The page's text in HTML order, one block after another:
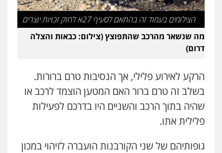
הצילומים בעמוד זה בהתאם לסעיף 27א לחוק זכויות יוצרים
מה שנשאר מהרכב שהתפוצץ (צילום: כבאות והצלה
דרום)
הרקע לאירוע פלילי, אך הנסיבות טרם ברורות.
בשלב זה טרם ברור האם המטען הוצמד לרכב או
שהיה בתוך הרכב והשניים היו בדרכם לפעילות
פלילית אתו.
גופותיהם של שני הקורבנות הועברה לזיהוי במכון